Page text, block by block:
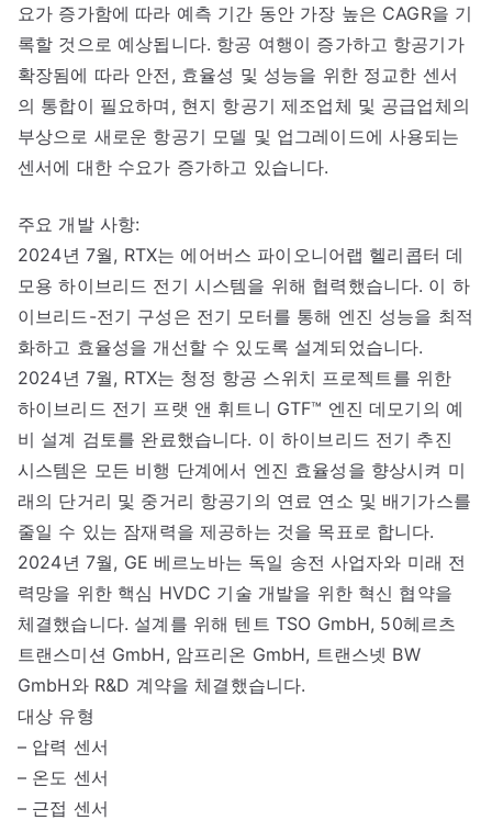
요가 증가함에 따라 예측 기간 동안 가장 높은 CAGR을 기
록할 것으로 예상됩니다. 항공 여행이 증가하고 항공기가
확장됨에 따라 안전, 효율성 및 성능을 위한 정교한 센서
의 통합이 필요하며, 현지 항공기 제조업체 및 공급업체의
부상으로 새로운 항공기 모델 및 업그레이드에 사용되는
센서에 대한 수요가 증가하고 있습니다.
주요 개발 사항:
2024년 7월, RTX는 에어버스 파이오니어랩 헬리콥터 데
모용 하이브리드 전기 시스템을 위해 협력했습니다. 이 하
이브리드-전기 구성은 전기 모터를 통해 엔진 성능을 최적
화하고 효율성을 개선할 수 있도록 설계되었습니다.
2024년 7월, RTX는 청정 항공 스위치 프로젝트를 위한
하이브리드 전기 프랫 앤 휘트니 GTF™ 엔진 데모기의 예
비 설계 검토를 완료했습니다. 이 하이브리드 전기 추진
시스템은 모든 비행 단계에서 엔진 효율성을 향상시켜 미
래의 단거리 및 중거리 항공기의 연료 연소 및 배기가스를
줄일 수 있는 잠재력을 제공하는 것을 목표로 합니다.
2024년 7월, GE 베르노바는 독일 송전 사업자와 미래 전
력망을 위한 핵심 HVDC 기술 개발을 위한 혁신 협약을
체결했습니다. 설계를 위해 텐트 TSO GmbH, 50헤르츠
트랜스미션 GmbH, 암프리온 GmbH, 트랜스넷 BW
GmbH와 R&D 계약을 체결했습니다.
대상 유형
– 압력 센서
– 온도 센서
– 근접 센서